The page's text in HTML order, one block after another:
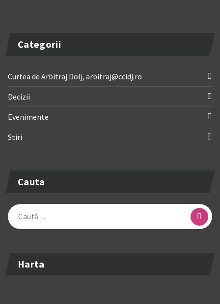
Categorii
Curtea de Arbitraj Dolj, arbitraj@ccidj.ro
Decizii
Evenimente
Stiri
Cauta
Caută
după:
Harta